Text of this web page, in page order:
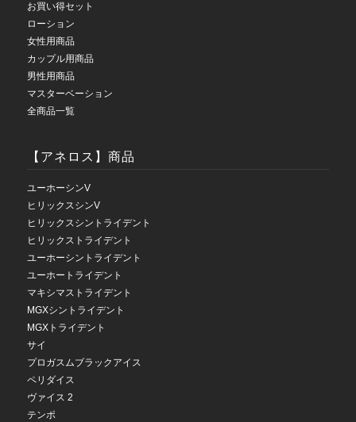
お買い得セット
ローション
女性用商品
カップル用商品
男性用商品
マスターベーション
全商品一覧
【アネロス】商品
ユーホーシンV
ヒリックスシンV
ヒリックスシントライデント
ヒリックストライデント
ユーホーシントライデント
ユーホートライデント
マキシマストライデント
MGXシントライデント
MGXトライデント
サイ
プロガスムブラックアイス
ペリダイス
ヴァイス 2
テンポ